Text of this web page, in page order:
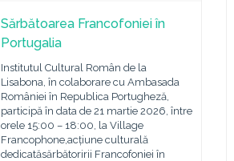
Sărbătoarea Francofoniei în
Portugalia
Institutul Cultural Român de la
Lisabona, în colaborare cu Ambasada
României în Republica Portugheză,
participă în data de 21 martie 2026, între
orele 15:00 – 18:00, la Village
Francophone,acțiune culturală
dedicatăsărbătoririi Francofoniei în